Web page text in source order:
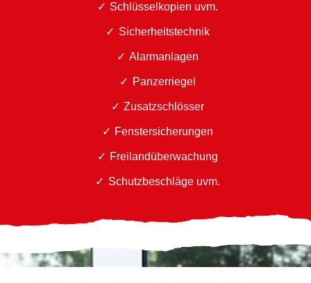
Schlüsselkopien uvm.
Sicherheitstechnik
Alarmanlagen
Panzerriegel
Zusatzschlösser
Fenstersicherungen
Freilandüberwachung
Schutzbeschläge uvm.